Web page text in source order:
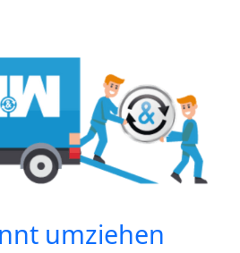
umziehen